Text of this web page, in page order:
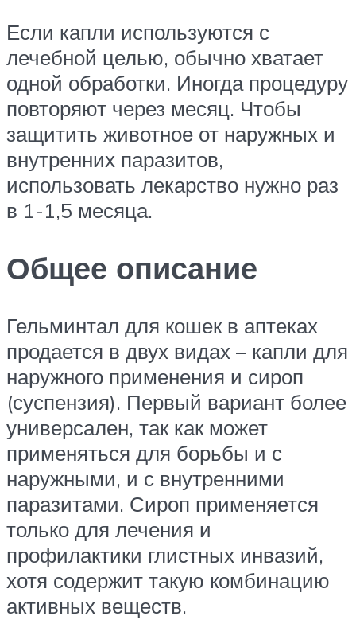
Если капли используются с
лечебной целью, обычно хватает
одной обработки. Иногда процедуру
повторяют через месяц. Чтобы
защитить животное от наружных и
внутренних паразитов,
использовать лекарство нужно раз
в 1-1,5 месяца.
Общее описание
Гельминтал для кошек в аптеках
продается в двух видах – капли для
наружного применения и сироп
(суспензия). Первый вариант более
универсален, так как может
применяться для борьбы и с
наружными, и с внутренними
паразитами. Сироп применяется
только для лечения и
профилактики глистных инвазий,
хотя содержит такую комбинацию
активных веществ.